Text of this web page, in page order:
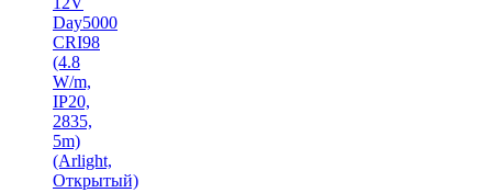
Day5000
CRI98
(4.8
W/m,
IP20,
2835,
5m)
(Arlight,
Открытый)